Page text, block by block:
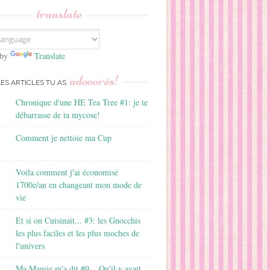
translate
Translate
ARTICLES TU AS adooorés!
Chronique d'une HE Tea Tree #1: je te
débarrasse de ta mycose!
Comment je nettoie ma Cup
Voila comment j'ai économisé
1700e/an en changeant mon mode de
vie
Et si on Cuisinait... #3: les Gnocchis
les plus faciles et les plus moches de
l'univers